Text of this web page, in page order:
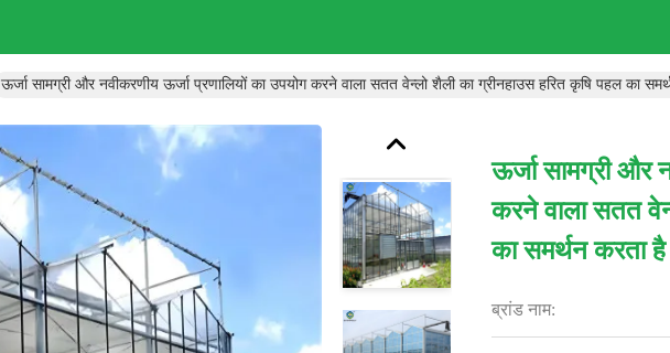
ऊर्जा सामग्री और नवीकरणीय ऊर्जा प्रणालियों का उपयोग करने वाला सतत वेन्लो शैली का ग्रीनहाउस हरित कृषि पहल का
ऊर्जा सामग्री और
करने वाला सतत
का समर्थन करता है
ब्रांड नाम: